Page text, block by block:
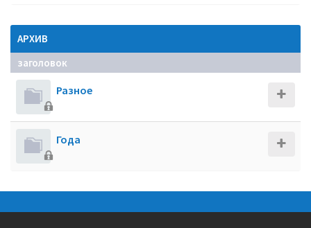
АРХИВ
заголовок
Разное
Года